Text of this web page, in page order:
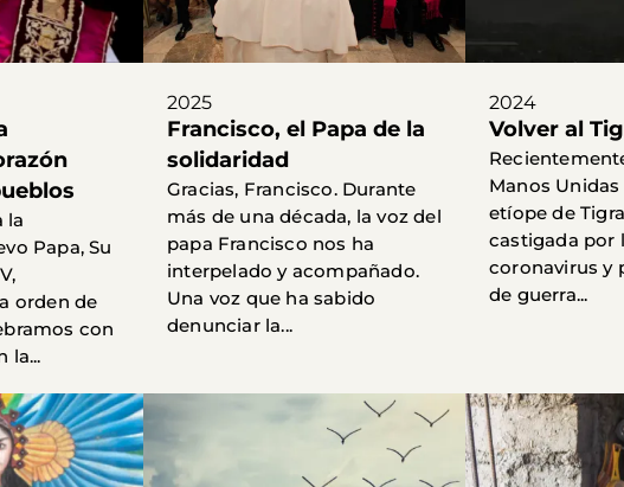
la
Papa, Su
orden de
con
la...
2025
Francisco, el Papa de la
solidaridad
Gracias, Francisco. Durante
más de una década, la voz del
papa Francisco nos ha
interpelado y acompañado.
Una voz que ha sabido
denunciar la...
2024
Volver al
Manos
etíope de
castigada por
coronavirus y
de guerra...